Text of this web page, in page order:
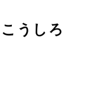
うしろ